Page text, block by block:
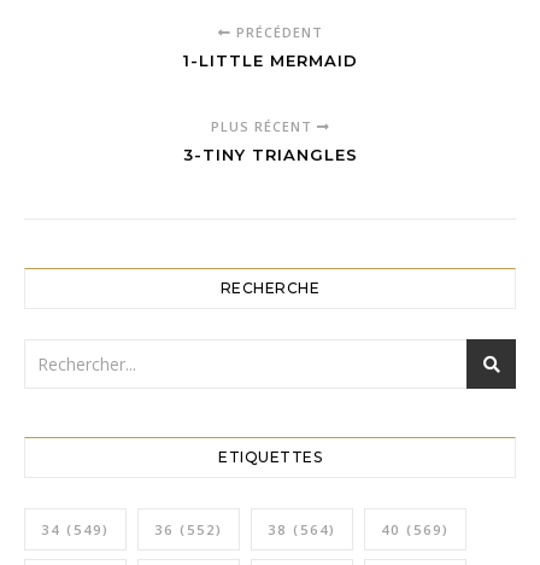
PRÉCÉDENT
1-LITTLE MERMAID
PLUS RÉCENT
3-TINY TRIANGLES
RECHERCHE
ETIQUETTES
34 (549) 36 (552) 38 (564) 40 (569)